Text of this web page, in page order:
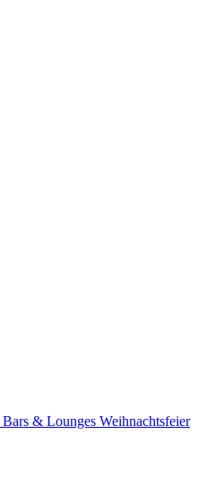
Bars & Lounges Weihnachtsfeier